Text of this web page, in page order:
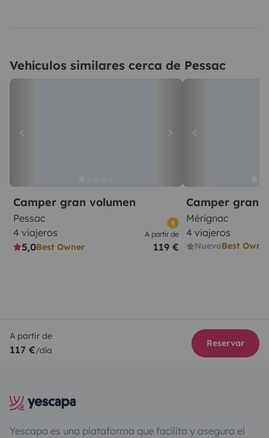
Vehículos similares cerca de Pessac
Camper gran volumen
Pessac
4 viajeros
5,0Best Owner
A partir de
119 €
Camper gran
Mérignac
4 viajeros
NuevoBest
A partir de
117 €/día
Reservar
Yescapa es una plataforma que facilita y asegura el